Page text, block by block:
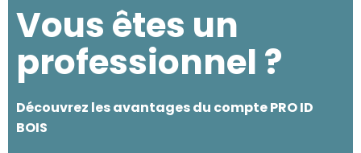
Vous êtes un
professionnel ?
Découvrez les avantages du compte PRO ID
BOIS